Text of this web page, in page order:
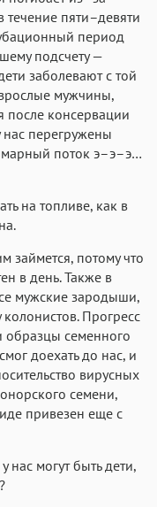
течение пяти–девяти
период
подсчету —
заболевают с той
мужчины,
после консервации
нас перегружены
поток э–э–э…
на топливе, как в
займется, потому что
в день. Также в
мужские зародыши,
Прогресс
образцы семенного
доехать до нас, и
вирусных
семени,
привезен еще с
нас могут быть дети,